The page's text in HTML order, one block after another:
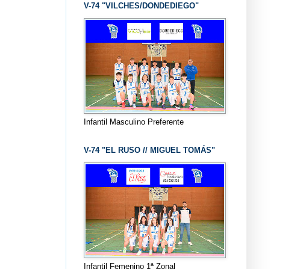
V-74 "VILCHES/DONDEDIEGO"
Infantil Masculino Preferente
V-74 "EL RUSO // MIGUEL TOMÁS"
Infantil Femenino 1ª Zonal